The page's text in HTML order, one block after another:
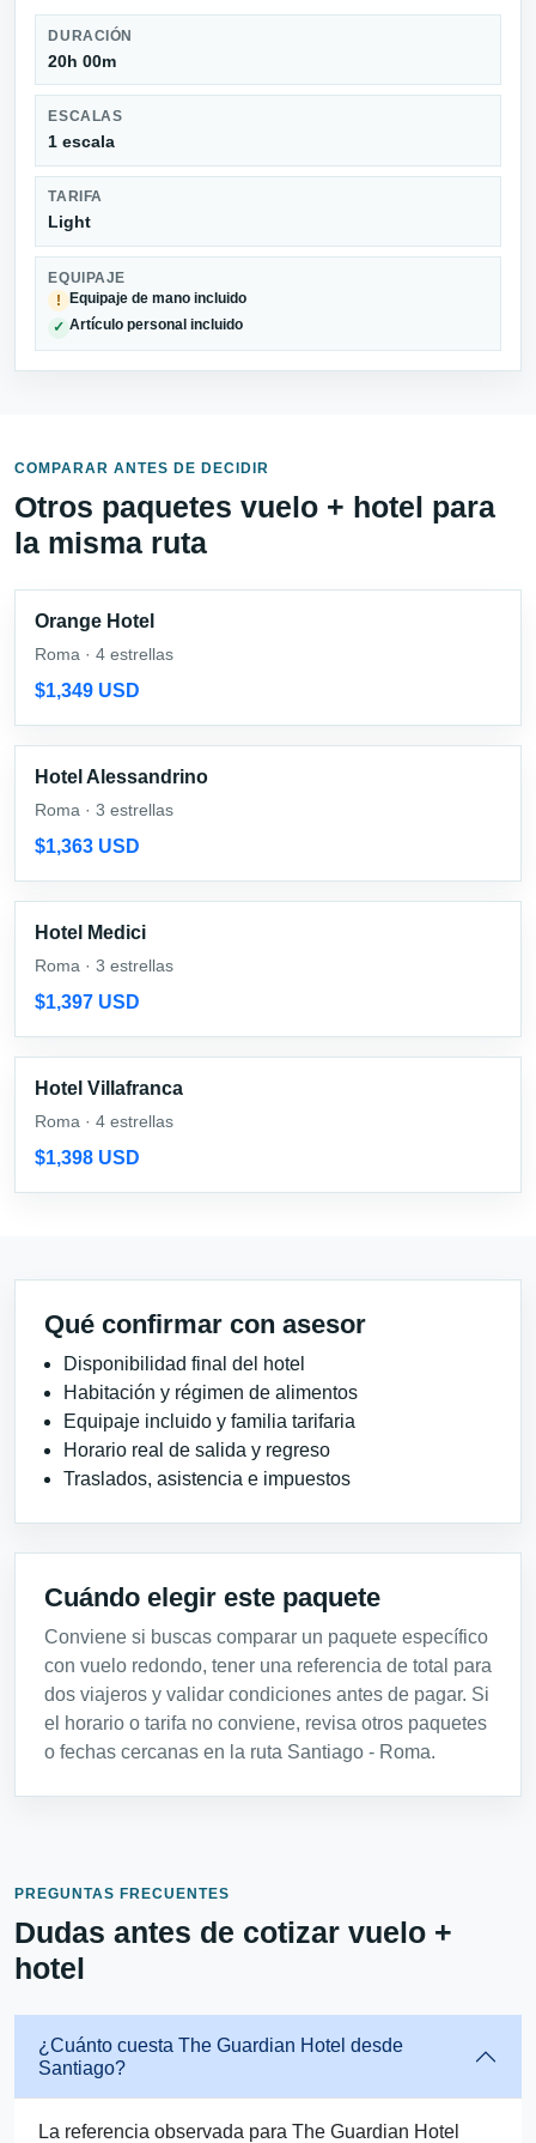
DURACIÓN
20h 00m
ESCALAS
1 escala
TARIFA
Light
EQUIPAJE
!
Equipaje de mano incluido
✓ Artículo personal incluido
COMPARAR ANTES DE DECIDIR
Otros paquetes vuelo + hotel para
la misma ruta
Orange Hotel
Roma · 4 estrellas
$1,349 USD
Hotel Alessandrino
Roma · 3 estrellas
$1,363 USD
Hotel Medici
Roma · 3 estrellas
$1,397 USD
Hotel Villafranca
Roma · 4 estrellas
$1,398 USD
Qué confirmar con asesor
Disponibilidad final del hotel
Habitación y régimen de alimentos
Equipaje incluido y familia tarifaria
Horario real de salida y regreso
Traslados, asistencia e impuestos
Cuándo elegir este paquete
Conviene si buscas comparar un paquete específico
con vuelo redondo, tener una referencia de total para
dos viajeros y validar condiciones antes de pagar. Si
el horario o tarifa no conviene, revisa otros paquetes
o fechas cercanas en la ruta Santiago - Roma.
PREGUNTAS FRECUENTES
Dudas antes de cotizar vuelo +
hotel
¿Cuánto cuesta The Guardian Hotel desde
Santiago?
La referencia observada para The Guardian Hotel